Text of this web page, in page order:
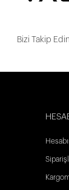
Bizi Takip Edin